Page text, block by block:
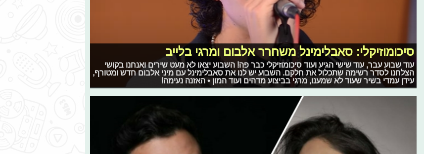
סיכומוזיקלי: סאבלימינל משחרר אלבום ומרגי בלייב
עוד שבוע עבר, עוד שישי הגיע ועוד סיכומוזיקלי כבר פה! השבוע יצאו לא מעט שירים ואנחנו בקושי
הצלחנו לסדר רשימה שתכלול את חלקם. השבוע יש לנו את סאבלימינל עם מיני אלבום חדש ומטורף,
עידן עמדי בשיר שעוד לא שמענו, מרגי בביצוע מדהים ועוד המון • האזנה נעימה!